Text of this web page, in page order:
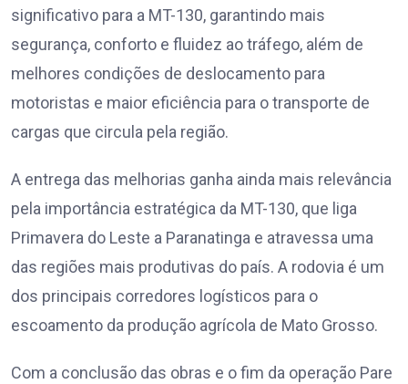
significativo para a MT-130, garantindo mais
segurança, conforto e fluidez ao tráfego, além de
melhores condições de deslocamento para
motoristas e maior eficiência para o transporte de
cargas que circula pela região.
A entrega das melhorias ganha ainda mais relevância
pela importância estratégica da MT-130, que liga
Primavera do Leste a Paranatinga e atravessa uma
das regiões mais produtivas do país. A rodovia é um
dos principais corredores logísticos para o
escoamento da produção agrícola de Mato Grosso.
Com a conclusão das obras e o fim da operação Pare